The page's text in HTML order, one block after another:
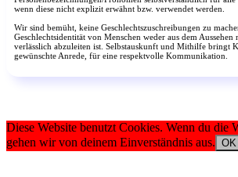
wenn diese nicht explizit erwähnt bzw. verwendet werden.
Wir sind bemüht, keine Geschlechtszuschreibungen zu
Geschlechtsidentität von Menschen weder aus dem Aussehen
verlässlich abzuleiten ist. Selbstauskunft und Mithilfe bringt
gewünschte Anrede, für eine respektvolle Kommunikation.
Diese Website benutzt Cookies. Wenn du die
gehen wir von deinem Einverständnis aus. OK